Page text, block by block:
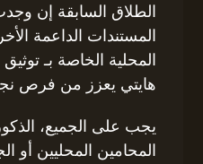
الطلاق السابقة إن
المستندات الداعمة
المحلية الخاصة بـ
هايتي يعزز من فرص
يجب على الجميع،
المحامين المحليين أو